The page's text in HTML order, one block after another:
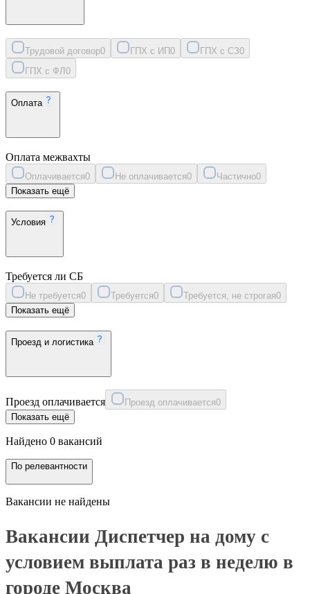
Трудовой договор0 ГПХ с ИП0 ГПХ с СЗ0
ГПХ с ФЛ 0
Оплата
Оплата межвахты
Оплачивается0 Не оплачивается0 Частично0
Показать ещё
Условия
Требуется ли СБ
Не требуется0 Требуется0 Требуется, не строгая0
Показать ещё
Проезд и логистика
Проезд оплачивается Проезд оплачивается0
Показать ещё
Найдено 0 вакансий
По релевантности
Вакансии не найдены
Вакансии Диспетчер на дому с
условием выплата раз в неделю в
городе Москва